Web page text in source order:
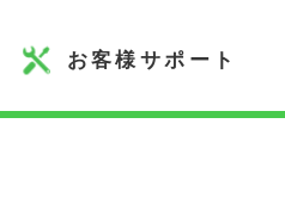
お客様サポート